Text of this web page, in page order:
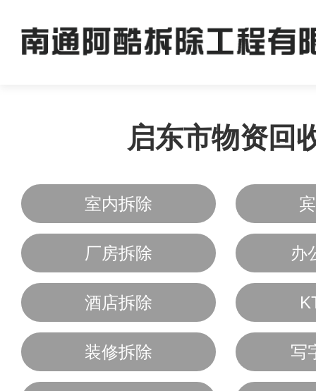
启东市物资回
室内拆除
厂房拆除 办
酒店拆除
装修拆除 写